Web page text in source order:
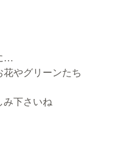
…
花やグリーンたち
み下さいね